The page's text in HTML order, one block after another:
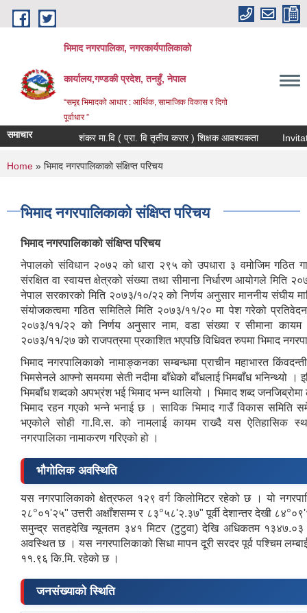
Skip to main content
भिमाद नगरपालिका, नगरकार्यपालिकाको
कार्यालय,गण्डकी प्रदेश, तनहुँ, नेपाल
“समृद्द भिमादको आधार : आर्थिक, सामाजिक विकास र दिगो
पूर्वाधार ”
समाचार शंकर मा.वि ( प्रा. वि तृतीय करार ) शिक्षक आवश्यकता
You are here
Home » भिमाद नगरपालिकाको संक्षिप्त परिचय
भिमाद नगरपालिकाको संक्षिप्त परिचय
भिमाद नगरपालिकाको संक्षिप्त परिचय
नेपालको संविधान २०७२ को धारा २९५ को उपधारा ३ वमोजिम गठित
संरक्षित वा स्वायत्त क्षेत्रको संख्या तथा सीमाना निर्धारण आयोगले मिति
नेपाल सरकारको मिति २०७३/१०/२२ को निर्णय अनुसार माननीय संघीय
संयोजकत्वमा गठित समितिले मिति २०७३/११/२० मा पेश गरेको
२०७३/११/२२ को निर्णय अनुसार नाम, वडा संख्या र सीमाना कायम
२०७३/११/२७ को राजपत्रमा प्रकाशित भएपछि विधिवत रुपमा भिमाद
भिमाद नगरपालिकाको नामाङ्‍कनका सम्बन्धमा प्राचीन महाभारत
भिमसेनले आफ्नो समयमा सेती नदीमा बाँधेको बाँधलाई भिमबाँध भनिन्थ्यो ।
भिमबाँध शब्दको अपभ्रंश भई भिमाद भन्न थालियो । भिमाद शब्द
भिमाद रहन गएको भन्ने भनाई छ । साविक भिमाद गाउँ विकास समिति
भएकोले सोही गा.वि.स. को नामलाई कायम राख्दै यस ऐतिहासिक
नगरपालिका नामाकरण गरिएको हो ।
भौगोलिक अवस्थिति
यस नगरपालिकाको क्षेत्रफल १२९ वर्ग किलोमिटर रहेको छ । यो
२८००१'२५" उत्तरी अक्षाँशसम्म र ८३०५८'२.३७" पूर्वी देशान्तर देखी ८४०
समुन्द्र सतहदेखि न्यूनतम ३४१ मिटर (टुटुवा) देखि अधिकतम १३४७.०३
अवस्थित छ । यस नगरपालिकाको सिधा मापन दूरी सरदर पूर्व पश्‍चिम
११.९६ कि.मि. रहेको छ ।
जनसंख्याको स्थिति